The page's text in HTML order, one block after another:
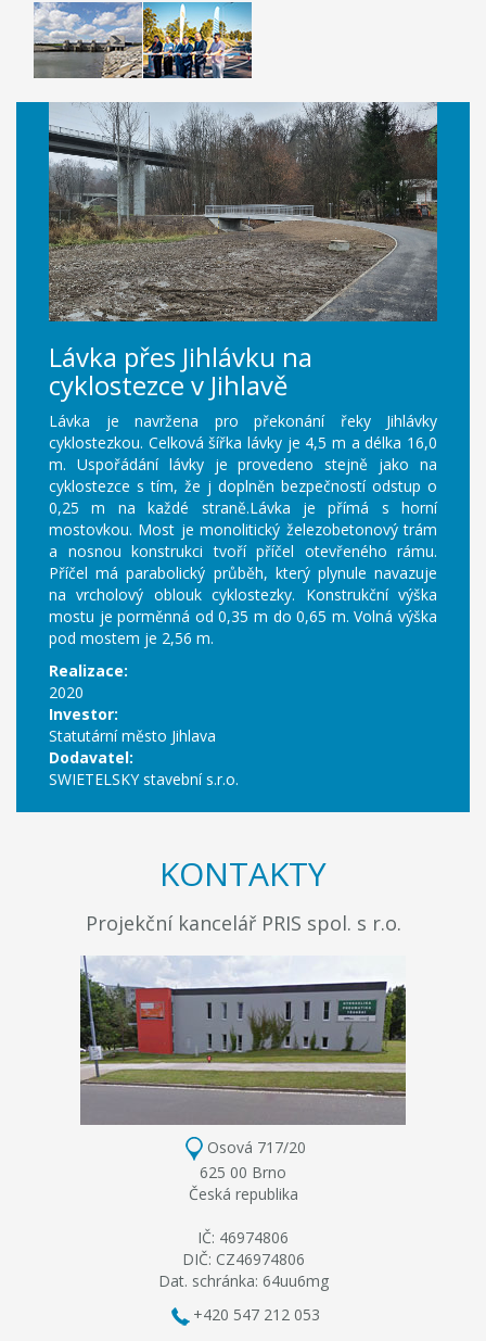
Lávka přes Jihlávku na
cyklostezce v Jihlavě
Lávka je navržena pro překonání řeky Jihlávky
cyklostezkou. Celková šířka lávky je 4,5 m a délka 16,0
m. Uspořádání lávky je provedeno stejně jako na
cyklostezce s tím, že j doplněn bezpečností odstup o
0,25 m na každé straně.Lávka je přímá s horní
mostovkou. Most je monolitický železobetonový trám
a nosnou konstrukci tvoří příčel otevřeného rámu.
Příčel má parabolický průběh, který plynule navazuje
na vrcholový oblouk cyklostezky. Konstrukční výška
mostu je porměnná od 0,35 m do 0,65 m. Volná výška
pod mostem je 2,56 m.
Realizace:
2020
Investor:
Statutární město Jihlava
Dodavatel:
SWIETELSKY stavební s.r.o.
KONTAKTY
Projekční kancelář PRIS spol. s r.o.
Osová 717/20
625 00 Brno
Česká republika
IČ: 46974806
DIČ: CZ46974806
Dat. schránka: 64uu6mg
+420 547 212 053